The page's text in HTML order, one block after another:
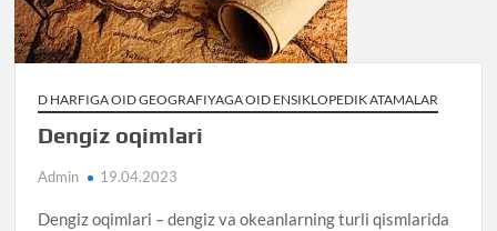
D HARFIGA OID GEOGRAFIYAGA OID ENSIKLOPEDIK ATAMALAR
Dengiz oqimlari
Admin 19.04.2023
Dengiz oqimlari – dengiz va okeanlarning turli qismlarida